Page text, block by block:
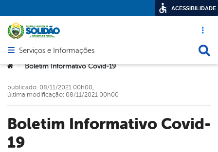
Acesso
Abrir menu principal de navegação
Serviços e Informações
Você está aqui:
> Boletim Informativo Covid-19
Boletim Informativo Covid-
19
publicado: 08/11/2021 00h00,
última modificação: 08/11/2021 00h00
ACESSIBILIDADE